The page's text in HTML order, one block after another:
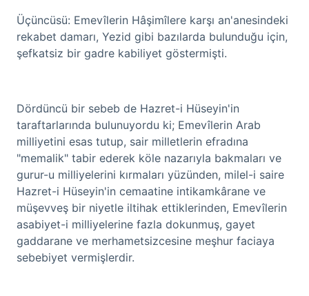
Üçüncüsü: Emevîlerin Hâşimîlere karşı an'anesindeki
rekabet damarı, Yezid gibi bazılarda bulunduğu için,
şefkatsiz bir gadre kabiliyet göstermişti.
Dördüncü bir sebeb de Hazret-i Hüseyin'in
taraftarlarında bulunuyordu ki; Emevîlerin Arab
milliyetini esas tutup, sair milletlerin efradına
"memalik" tabir ederek köle nazarıyla bakmaları ve
gurur-u milliyelerini kırmaları yüzünden, milel-i saire
Hazret-i Hüseyin'in cemaatine intikamkârane ve
müşevveş bir niyetle iltihak ettiklerinden, Emevîlerin
asabiyet-i milliyelerine fazla dokunmuş, gayet
gaddarane ve merhametsizcesine meşhur faciaya
sebebiyet vermişlerdir.